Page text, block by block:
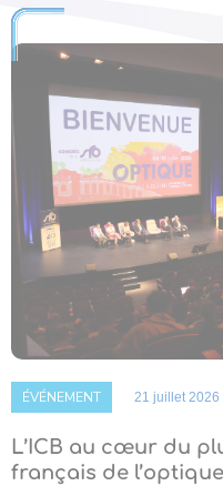
ÉVÉNEMENT 21 juillet 2026
L’ICB au cœur du
français de